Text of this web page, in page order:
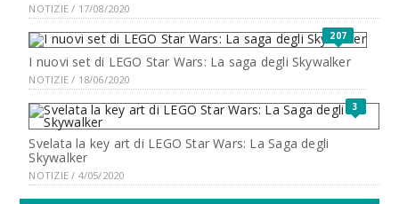
NOTIZIE / 17/08/2020
207
I nuovi set di LEGO Star Wars: La saga degli Skywalker
NOTIZIE / 18/06/2020
3
Svelata la key art di LEGO Star Wars: La Saga degli
Skywalker
NOTIZIE / 4/05/2020